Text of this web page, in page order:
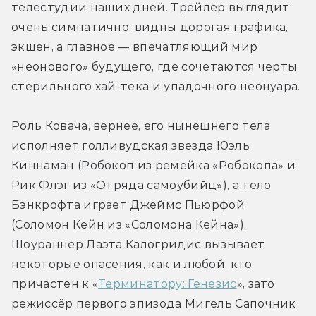
телестудии наших дней. Трейлер выглядит
очень симпатично: видны дорогая графика,
экшен, а главное — впечатляющий мир
«неонового» будущего, где сочетаются черты
стерильного хай-тека и упадочного неонуара.
Роль Ковача, вернее, его нынешнего тела
исполняет голливудская звезда Юэль
Киннаман (Робокоп из ремейка «Робокопа» и
Рик Флэг из «Отряда самоубийц»), а тело
Бэнкрофта играет Джеймс Пьюрфой
(Соломон Кейн из «Соломона Кейна»).
Шоураннер Лаэта Калогридис вызывает
некоторые опасения, как и любой, кто
причастен к «Терминатору: Генезис», зато
режиссёр первого эпизода Мигель Сапочник